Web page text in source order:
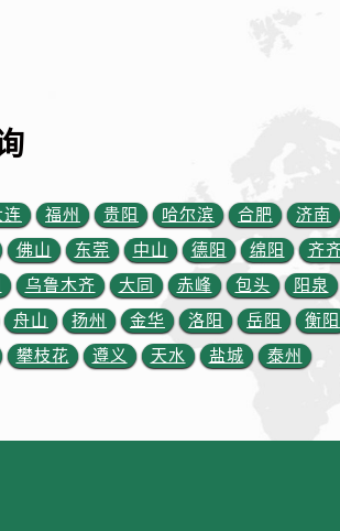
）
连 福州 贵阳 哈尔滨 合肥 济南
佛山 东莞 中山 德阳 绵阳
齐
乌鲁木齐 大同 赤峰 包头 阳泉
舟山 扬州 金华 洛阳 岳阳 衡阳
攀枝花 遵义 天水 盐城 泰州